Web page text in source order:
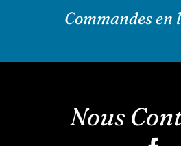
Commandes en
Nous